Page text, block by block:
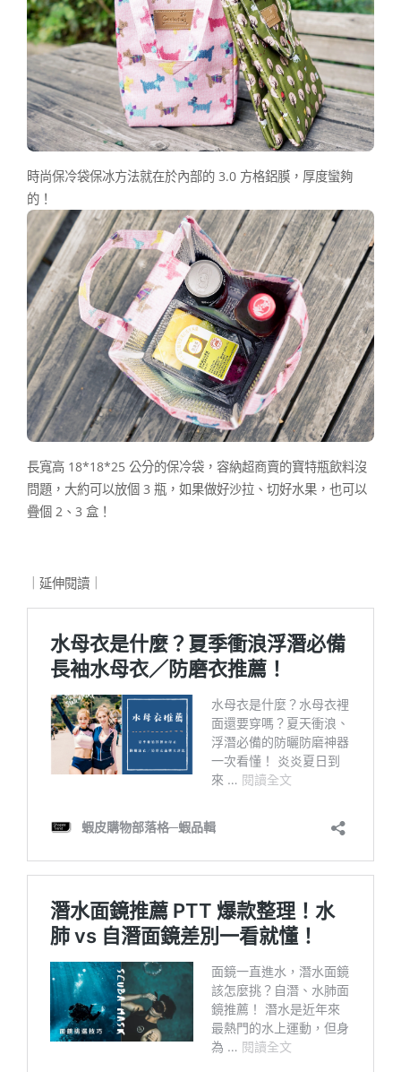
時尚保冷袋保冰方法就在於內部的 3.0 方格鋁膜，厚度蠻夠
的！
長寬高 18*18*25 公分的保冷袋，容納超商賣的寶特瓶飲料沒
問題，大約可以放個 3 瓶，如果做好沙拉、切好水果，也可以
疊個 2、3 盒！
｜延伸閱讀｜